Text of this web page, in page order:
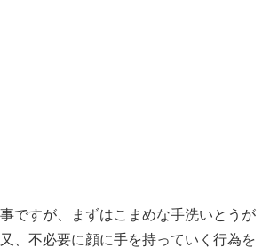
ですが、まずはこまめな手洗いとうが
、不必要に顔に手を持っていく行為を